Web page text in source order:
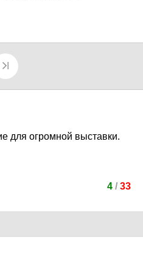
для огромной выставки.
4 / 33